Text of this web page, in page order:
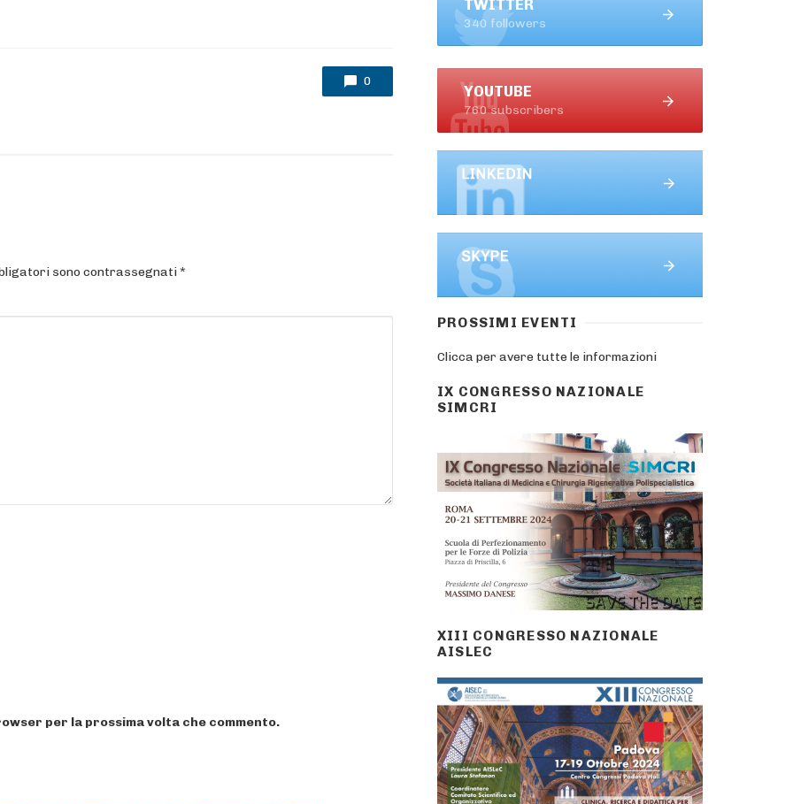
0
sono contrassegnati*
per la prossima volta che commento.
TWITTER
340 followers
YOUTUBE
760 subscribers
PROSSIMI EVENTI
Clicca per avere tutte le informazioni
IX CONGRESSO NAZIONALE
SIMCRI
XIII CONGRESSO NAZIONALE
AISLEC